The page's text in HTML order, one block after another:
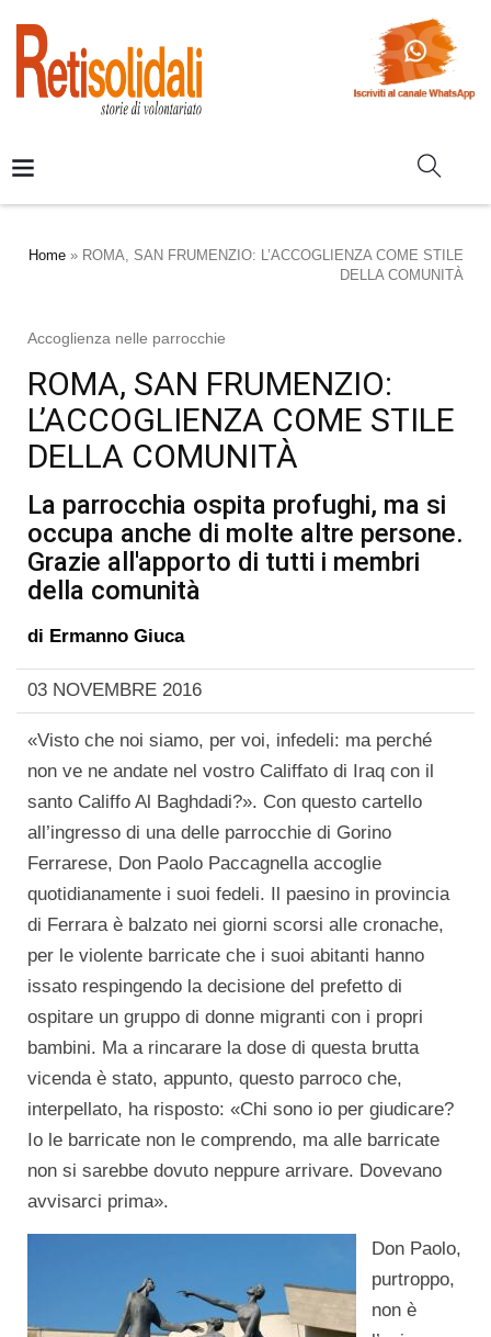
Home » ROMA, SAN FRUMENZIO: L’ACCOGLIENZA COME STILE
DELLA COMUNITÀ
Accoglienza nelle parrocchie
ROMA, SAN FRUMENZIO:
L’ACCOGLIENZA COME STILE
DELLA COMUNITÀ
La parrocchia ospita profughi, ma si
occupa anche di molte altre persone.
Grazie all'apporto di tutti i membri
della comunità
di Ermanno Giuca
03 NOVEMBRE 2016
«Visto che noi siamo, per voi, infedeli: ma perché
non ve ne andate nel vostro Califfato di Iraq con il
santo Califfo Al Baghdadi?». Con questo cartello
all’ingresso di una delle parrocchie di Gorino
Ferrarese, Don Paolo Paccagnella accoglie
quotidianamente i suoi fedeli. Il paesino in provincia
di Ferrara è balzato nei giorni scorsi alle cronache,
per le violente barricate che i suoi abitanti hanno
issato respingendo la decisione del prefetto di
ospitare un gruppo di donne migranti con i propri
bambini. Ma a rincarare la dose di questa brutta
vicenda è stato, appunto, questo parroco che,
interpellato, ha risposto: «Chi sono io per giudicare?
Io le barricate non le comprendo, ma alle barricate
non si sarebbe dovuto neppure arrivare. Dovevano
avvisarci prima».
Don Paolo,
purtroppo,
non è